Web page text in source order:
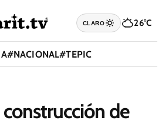
CLARO 26°C
#NACIONAL#TEPIC
de